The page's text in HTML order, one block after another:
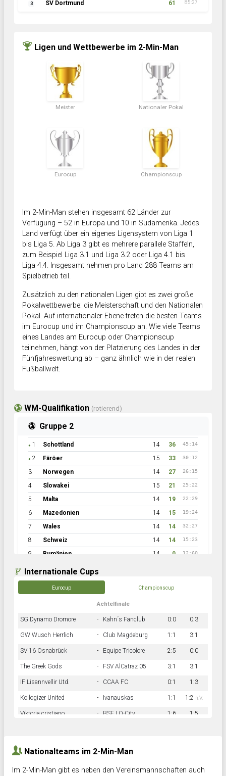
3 SV Dortmund 61 85:27
Ligen und Wettbewerbe im 2-Min-Man
Meister Nationaler Pokal
Eurocup Championscup
Im 2-Min-Man stehen insgesamt 62 Länder zur
Verfügung – 52 in Europa und 10 in Südamerika. Jedes
Land verfügt über ein eigenes Ligensystem von Liga 1
bis Liga 5. Ab Liga 3 gibt es mehrere parallele Staffeln,
zum Beispiel Liga 3.1 und Liga 3.2 oder Liga 4.1 bis
Liga 4.4. Insgesamt nehmen pro Land 288 Teams am
Spielbetrieb teil.
Zusätzlich zu den nationalen Ligen gibt es zwei große
Pokalwettbewerbe: die Meisterschaft und den Nationalen
Pokal. Auf internationaler Ebene treten die besten Teams
im Eurocup und im Championscup an. Wie viele Teams
eines Landes am Eurocup oder Championscup
teilnehmen, hängt von der Platzierung des Landes in der
Fünfjahreswertung ab – ganz ähnlich wie in der realen
Fußballwelt.
WM-Qualifikation (rotierend)
Gruppe 2
● 1 Schottland 14 36 45:14
● 2 Färöer 15 33 30:12
3 Norwegen 14 27 26:15
4 Slowakei 15 21 25:22
5 Malta 14 19 22:29
6 Mazedonien 14 15 19:24
7 Wales 14 14 32:27
8 Schweiz 14 14 15:23
9 Rumänien 14 0 12:60
Internationale Cups
Eurocup Championscup
Achtelfinale
SG Dynamo Dromore - Kahn´s Fanclub 0:0 0:3
GW Wusch Herrlich - Club Magdeburg 1:1 3:1
SV 16 Osnabrück - Equipe Tricolore 2:5 0:0
The Greek Gods - FSV AlCatraz 05 3:1 3:1
IF Lisannvellir Utd. - CCAA FC 0:1 1:3
Kollogizer United - Ivanauskas 1:1 1:2 n.V.
Viktoria cristiano - BSF LO-City 1:6 1:5
Nationalteams im 2-Min-Man
Im 2-Min-Man gibt es neben den Vereinsmannschaften auch